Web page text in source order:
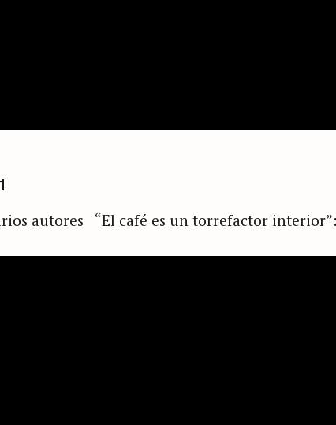
autores “El café es un torrefactor